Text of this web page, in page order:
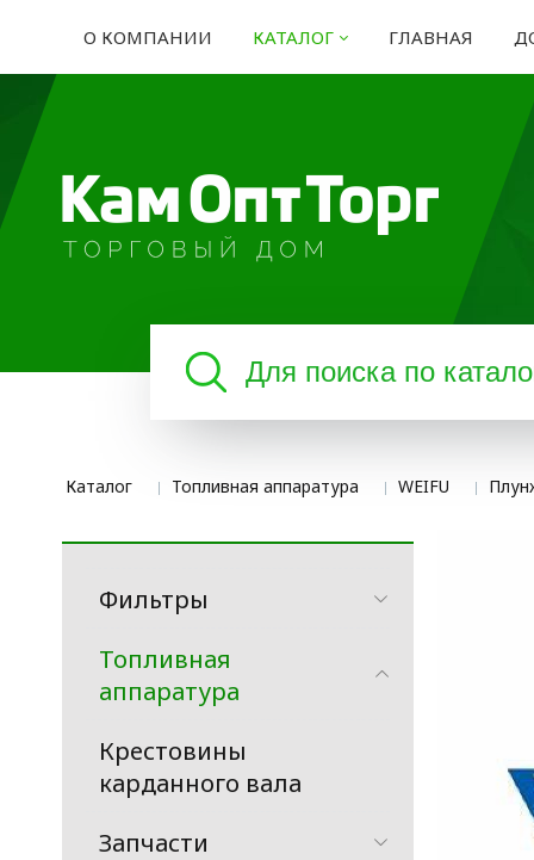
О КОМПАНИИ КАТАЛОГ ГЛАВНАЯ
Каталог Топливная аппаратура WEIFU
Фильтры
Топливная
аппаратура
Крестовины
карданного вала
Запчасти